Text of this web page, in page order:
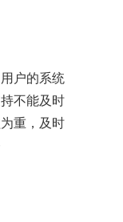
户的系统
不能及时
重，及时